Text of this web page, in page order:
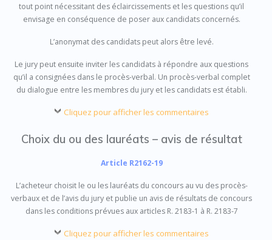
tout point nécessitant des éclaircissements et les questions qu’il
envisage en conséquence de poser aux candidats concernés.
L’anonymat des candidats peut alors être levé.
Le jury peut ensuite inviter les candidats à répondre aux questions
qu’il a consignées dans le procès-verbal. Un procès-verbal complet
du dialogue entre les membres du jury et les candidats est établi.
Cliquez pour afficher les commentaires
Choix du ou des lauréats – avis de résultat
Article R2162-19
L’acheteur choisit le ou les lauréats du concours au vu des procès-
verbaux et de l’avis du jury et publie un avis de résultats de concours
dans les conditions prévues aux articles R. 2183-1 à R. 2183-7
Cliquez pour afficher les commentaires